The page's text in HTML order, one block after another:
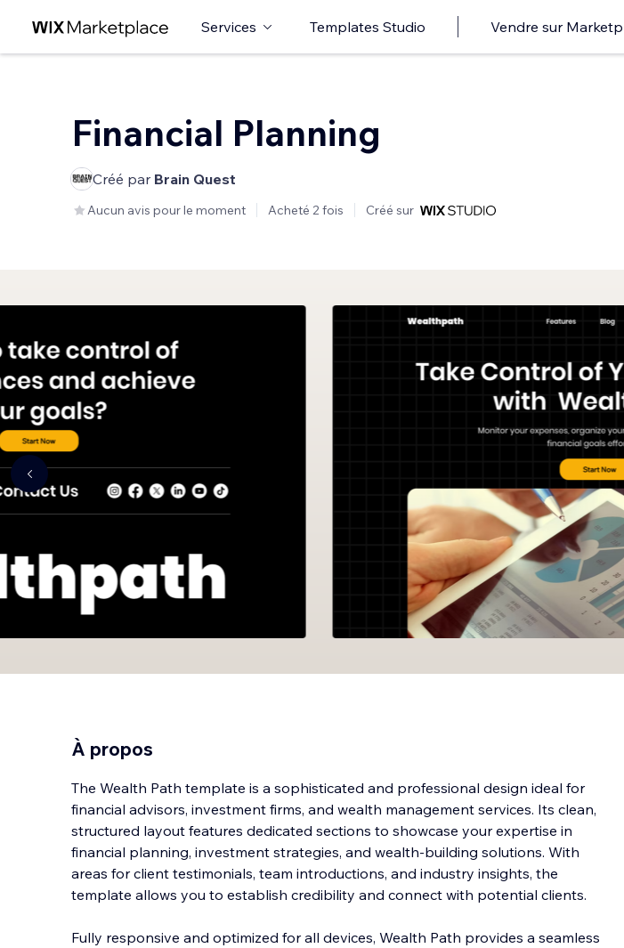
Services Templates Studio Vendre sur
Financial Planning
Créé par Brain Quest
Aucun avis pour le moment Acheté 2 fois Créé sur
À propos
The Wealth Path template is a sophisticated and professional design ideal for
financial advisors, investment firms, and wealth management services. Its clean,
structured layout features dedicated sections to showcase your expertise in
financial planning, investment strategies, and wealth-building solutions. With
areas for client testimonials, team introductions, and industry insights, the
template allows you to establish credibility and connect with potential clients.
Fully responsive and optimized for all devices, Wealth Path provides a seamless